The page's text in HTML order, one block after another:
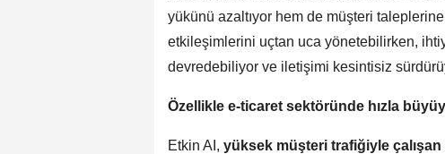
yükünü azaltıyor hem de müşteri taleplerine
etkileşimlerini uçtan uca yönetebilirken,
devredebiliyor ve iletişimi kesintisiz
Özellikle e-ticaret sektöründe hızla
Etkin AI, yüksek müşteri trafiğiyle